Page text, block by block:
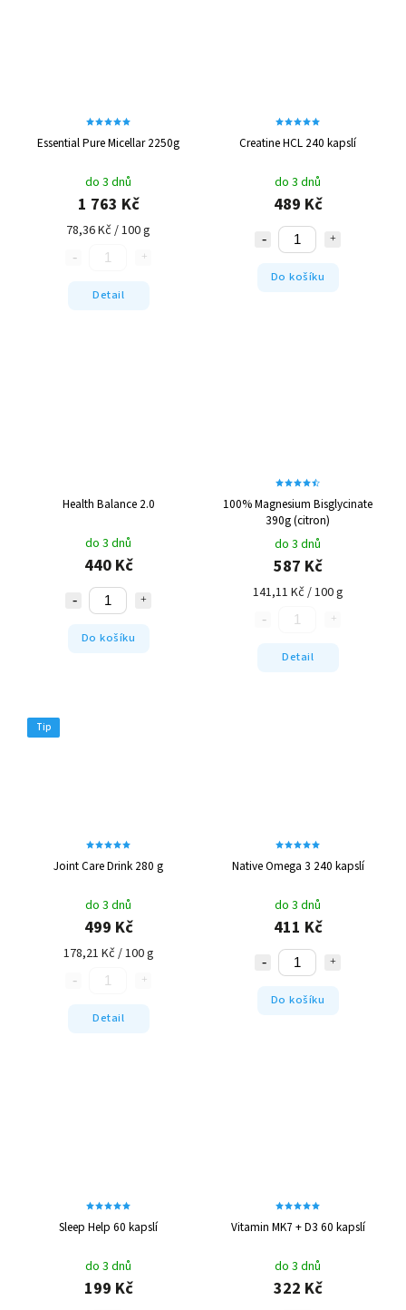
Essential Pure Micellar 2250g
do 3 dnů
1 763 Kč
78,36 Kč / 100 g
Detail
Creatine HCL 240 kapslí
do 3 dnů
489 Kč
Do košíku
Health Balance 2.0
do 3 dnů
440 Kč
Do košíku
100% Magnesium Bisglycinate
390g (citron)
do 3 dnů
587 Kč
141,11 Kč / 100 g
Detail
Tip
Joint Care Drink 280 g
do 3 dnů
499 Kč
178,21 Kč / 100 g
Detail
Native Omega 3 240 kapslí
do 3 dnů
411 Kč
Do košíku
Sleep Help 60 kapslí
do 3 dnů
199 Kč
Vitamin MK7 + D3 60 kapslí
do 3 dnů
322 Kč